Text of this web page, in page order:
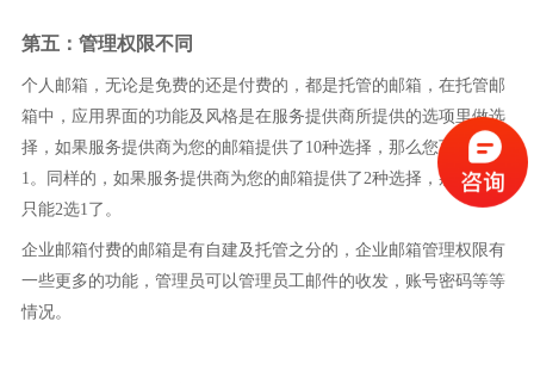
第五：管理权限不同
个人邮箱，无论是免费的还是付费的，都是托管的邮箱，在托管邮
箱中，应用界面的功能及风格是在服务提供商所提供的选项里做选
择，如果服务提供商为您的邮箱提供了10种选择，那么您可以10选
1。同样的，如果服务提供商为您的邮箱提供了2种选择，那么您就
只能2选1了。
企业邮箱付费的邮箱是有自建及托管之分的，企业邮箱管理权限有
一些更多的功能，管理员可以管理员工邮件的收发，账号密码等等
情况。